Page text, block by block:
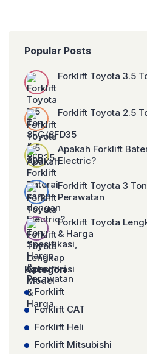
Popular Posts
Forklift Toyota 3.5
Forklift Toyota 2.5
Apakah Forklift
Electric?
Forklift Toyota 3
Perawatan
Forklift Toyota
& Harga
Kategori
Forklift
Forklift CAT
Forklift Heli
Forklift Mitsubishi